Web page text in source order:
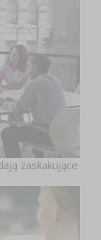
zaskakujące